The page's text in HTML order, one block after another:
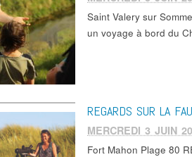
Saint Valery sur
un voyage à bord du
REGARDS SUR LA
MERCREDI 3 JUIN
Fort Mahon Plage 80